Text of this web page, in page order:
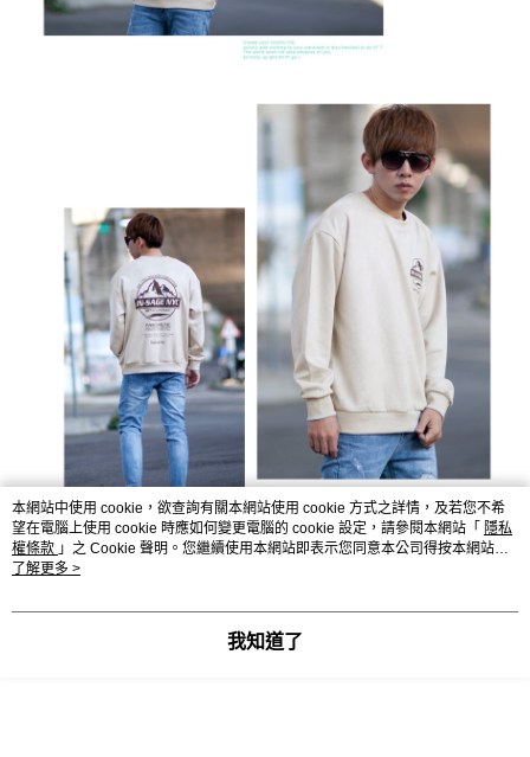
本網站中使用 cookie，欲查詢有關本網站使用 cookie 方式之詳情，及若您不希
望在電腦上使用 cookie 時應如何變更電腦的 cookie 設定，請參閱本網站「 隱私
權條款 」之 Cookie 聲明。您繼續使用本網站即表示您同意本公司得按本網站使
用條款之 Cookie 聲明使用 cookie。
了解更多 >
我知道了